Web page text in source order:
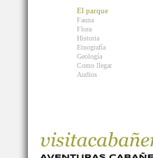
El parque
Fauna
Flora
Historia
Etnografía
Geología
Como llegar
Audios